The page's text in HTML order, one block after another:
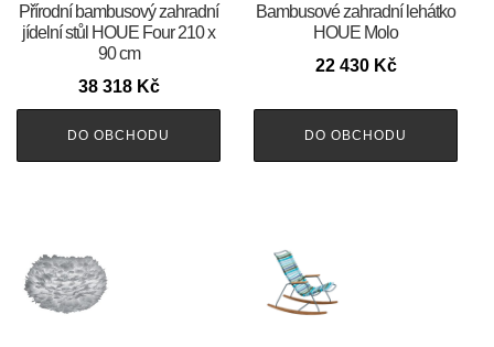
Přírodní bambusový zahradní
jídelní stůl HOUE Four 210 x
90 cm
38 318 Kč
DO OBCHODU
Bambusové zahradní lehátko
HOUE Molo
22 430 Kč
DO OBCHODU